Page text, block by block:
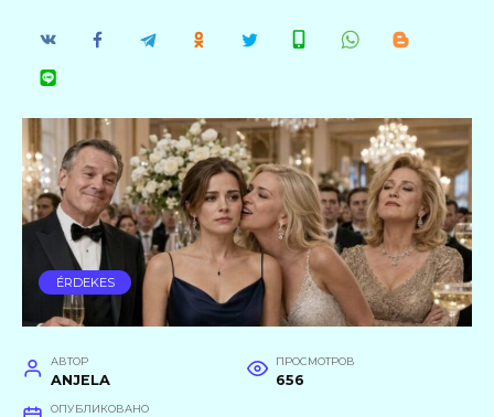
ÉRDEKES
АВТОР
ANJELA
ПРОСМОТРОВ
656
ОПУБЛИКОВАНО